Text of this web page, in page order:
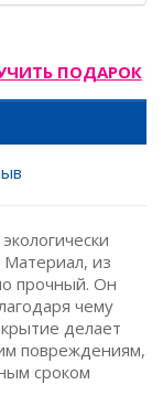
ПОДАРОК
Материал, из
прочный. Он
чему
делает
повреждениям,
сроком